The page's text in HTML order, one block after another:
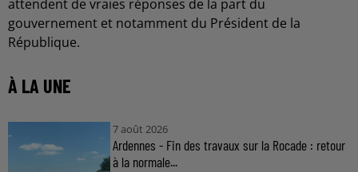
attendent de vraies réponses de la part du
gouvernement et notamment du Président de la
République.
À LA UNE
7 août 2026
Ardennes - Fin des travaux sur la Rocade : retour
à la normale...